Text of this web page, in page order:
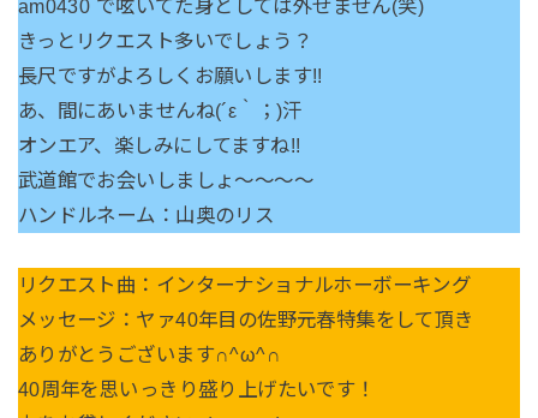
am0430 で呟いてた身としては外せません(笑)
きっとリクエスト多いでしょう？
長尺ですがよろしくお願いします!!
あ、間にあいませんね(´ε｀；)汗
オンエア、楽しみにしてますね!!
武道館でお会いしましょ～～～～
ハンドルネーム：山奥のリス
リクエスト曲：インターナショナルホーボーキング
メッセージ：ヤァ40年目の佐野元春特集をして頂き
ありがとうございます∩^ω^∩
40周年を思いっきり盛り上げたいです！